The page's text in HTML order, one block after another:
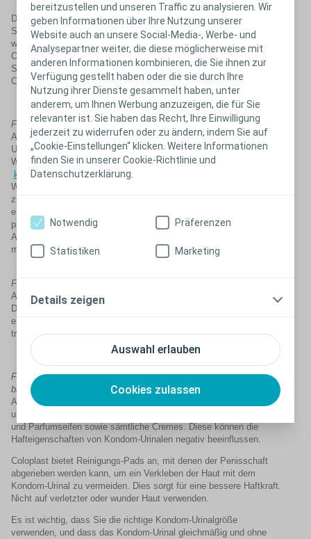
bereitzustellen und unseren Traffic zu analysieren. Wir
geben Informationen über Ihre Nutzung unserer
Website auch an unsere Social-Media-, Werbe- und
Analysepartner weiter, die diese möglicherweise mit
anderen Informationen kombinieren, die Sie ihnen zur
Verfügung gestellt haben oder die sie durch Ihre
Nutzung ihrer Dienste gesammelt haben, unter
anderem, um Ihnen Werbung anzuzeigen, die für Sie
relevanter ist. Sie haben das Recht, Ihre Einwilligung
jederzeit zu widerrufen oder zu ändern, indem Sie auf
„Cookie-Einstellungen“ klicken. Weitere Informationen
finden Sie in unserer Cookie-Richtlinie und
Datenschutzerklärung.
Auswahl erlauben
Cookies zulassen
Notwendig Präferenzen
Statistiken Marketing
Details zeigen
Der Penis muss am mittleren Bereich des Penisschafts oder an der
Stelle des größten Umfangs in nicht erigiertem Zustand gemessen
werden. Wenn der Penis zwischen zwei Größen von Conveen
Optima liegt, sollte die kleinere Größe ausgewählt werden. Wenn
Sie noch keine Messschablone haben, kontaktieren Sie bitte den
Coloplast Beratungsservice.
F: Wie wird Conveen Optima verwendet?
A: Anweisungen zum Anlegen und zur Anwendung von Kondom-
Urinalen sind im Produktkarton enthalten.
Wenn Sie eine Animation zur Anweisung ansehen möchten –
klicken Sie hier
Wie alles Neue kann die erstmalige Verwendung oder der Wechsel
zu einem anderen Kondom-Urinal eine gewisse Gewöhnungsphase
erfordern. Wenn Sie diesbezüglich unsicher sind, nutzen Sie ein
paar ruhige Tage, an denen Sie zu Hause sind. Befolgen Sie alle
Anweisungen Korrekt, und scheuen Sie sich nicht davor, es
mehrmals zu versuchen.– Übung macht den Meister.
F: Wie oft muss ich mein Kondom-Urinal wechseln?
A: Das Kondom-Urinal sollte alle 24 Stunden gewechselt werden.
Das alte Kondom-Urinal sollte vorsichtig mit warmer Seifenlauge
entfernt werden. Sorgen Sie stets dafür, dass die Haut sauber und
trocken ist, wenn Sie ein neues Kondom-Urinal anlegen.
F: Was kann ich tun, wenn das Kondom-Urinal nicht richtig haften
bleibt?
A: Verwenden Sie ausschließlich pH-neutrale Waschsubstanzen
und vermeiden Sie Reinigungssprays, Desinfektions-, Reinigungs-
und Parfumseifen sowie sämtliche Cremes. Diese können die
Hafteigenschaften von Kondom-Urinalen negativ beeinflussen.
Coloplast bietet Reinigungs-Pads an, mit denen der Penisschaft
abgerieben werden kann, um ein Verkleben der Haut mit dem
Kondom-Urinal zu vermeiden. Dies sorgt für eine bessere Haftkraft.
Nicht auf verletzter oder wunder Haut verwenden.
Es ist wichtig, dass Sie die richtige Kondom-Urinalgröße
verwenden, und dass das Kondom-Urinal gleichmäßig und ohne